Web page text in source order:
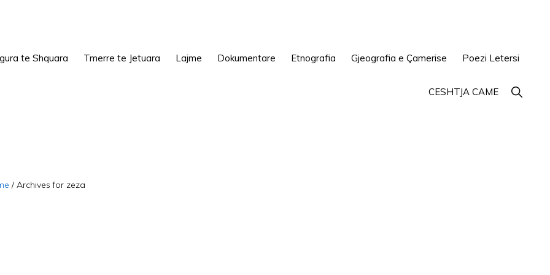
te Shquara Tmerre te Jetuara Lajme Dokumentare Etnografia Gjeografia e Çamerise Poezi Letersi
CESHTJA CAME Show
Search
/ Archives for zeza